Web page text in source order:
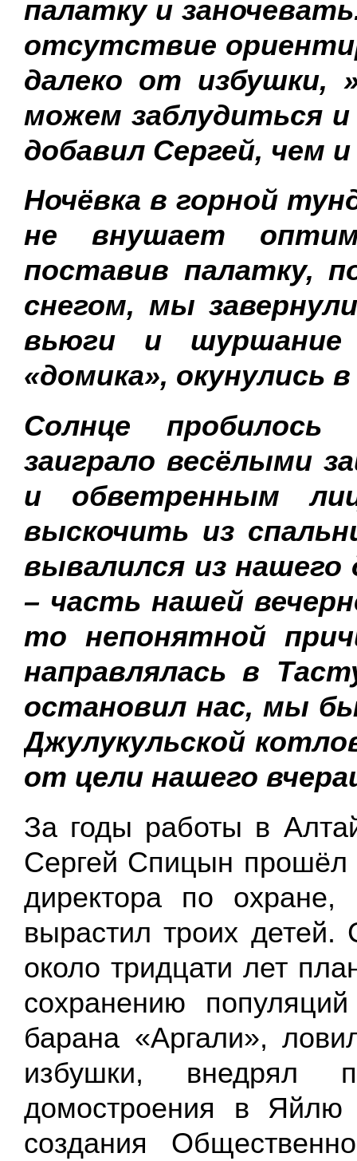
палатку и
отсутствие
далеко от избушки,
можем заблудиться
добавил Сергей, чем
Ночёвка в горной
не внушает
поставив палатку,
снегом, мы
вьюги и
«домика», окунулись
Солнце
заиграло весёлыми
и обветренным
выскочить из
вывалился из нашего
– часть нашей
то непонятной
направлялась в
остановил нас, мы
Джулукульской
от цели нашего
За годы работы в
Сергей Спицын прошёл
директора по охране,
вырастил троих
около тридцати лет
сохранению
барана «Аргали»,
избушки, внедрял
домостроения в
создания